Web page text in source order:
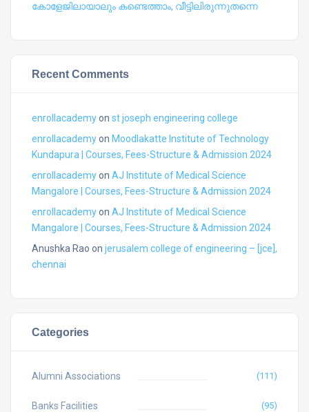
കോളേജിലായാലും കണ്ടെത്താം, വീട്ടിലിരുന്നുതന്നെ
Recent Comments
enrollacademyon st joseph engineering college
enrollacademyon Moodlakatte Institute of Technology
Kundapura | Courses, Fees-Structure & Admission 2024
enrollacademyon AJ Institute of Medical Science
Mangalore | Courses, Fees-Structure & Admission 2024
enrollacademyon AJ Institute of Medical Science
Mangalore | Courses, Fees-Structure & Admission 2024
Anushka Rao on jerusalem college of engineering – [jce],
chennai
Categories
Alumni Associations (111)
Banks Facilities (95)